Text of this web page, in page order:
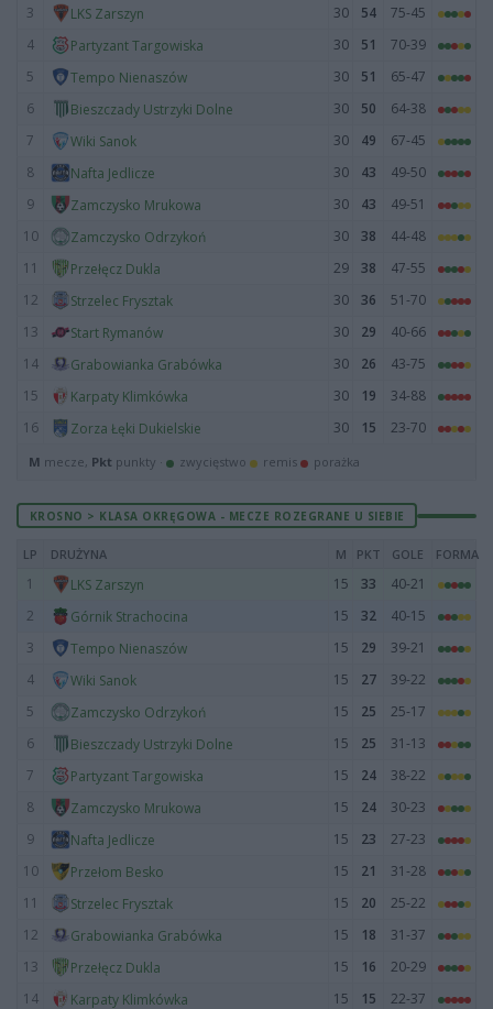
3
LKS Zarszyn 30 54
75-45
4
Partyzant Targowiska 30 51
70-39
5
Tempo Nienaszów 30 51
65-47
6
Bieszczady Ustrzyki Dolne 30 50
64-38
7
Wiki Sanok 30 49
67-45
8
Nafta Jedlicze 30 43
49-50
9
Zamczysko Mrukowa 30 43
49-51
10
Zamczysko Odrzykoń 30 38
44-48
11
Przełęcz Dukla 29 38
47-55
12
Strzelec Frysztak 30 36
51-70
13
Start Rymanów 30 29
40-66
14
Grabowianka Grabówka 30 26
43-75
15
Karpaty Klimkówka 30 19
34-88
16
Zorza Łęki Dukielskie 30 15 23-70
M mecze, Pkt punkty · zwycięstwo remis porażka
KROSNO > KLASA OKRĘGOWA - MECZE ROZEGRANE U SIEBIE
LP DRUŻYNA M PKT GOLE FORMA
1 LKS Zarszyn 15 33
40-21
2
Górnik Strachocina 15 32
40-15
3
Tempo Nienaszów 15 29
39-21
4
Wiki Sanok 15 27
39-22
5
Zamczysko Odrzykoń 15 25
25-17
6
Bieszczady Ustrzyki Dolne 15 25
31-13
7
Partyzant Targowiska 15 24
38-22
8
Zamczysko Mrukowa 15 24
30-23
9
Nafta Jedlicze 15 23
27-23
10
Przełom Besko 15 21
31-28
11
Strzelec Frysztak 15 20
25-22
12
Grabowianka Grabówka 15 18
31-37
13
Przełęcz Dukla 15 16
20-29
14
Karpaty Klimkówka 15 15 22-37